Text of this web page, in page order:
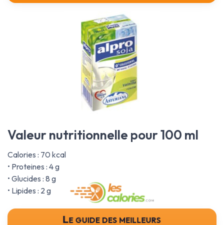
Valeur nutritionnelle pour 100 ml
Calories : 70 kcal
• Proteines : 4 g
• Glucides : 8 g
• Lipides : 2 g
Le guide des meilleurs